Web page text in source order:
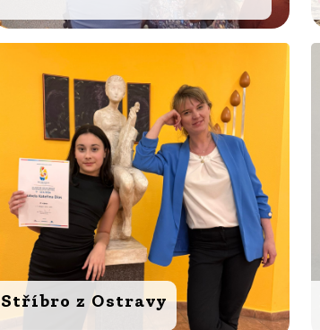
Stříbro z Ostravy